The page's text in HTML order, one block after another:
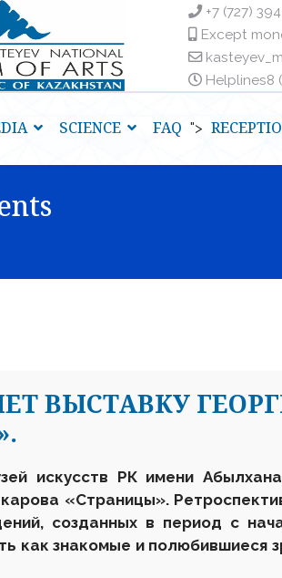
+7 (727)
Except
Helplinesㅤ8
SCIENCE FAQ ">
ВЫСТАВКУ
искусств РК имени
«Страницы».
созданных в период с
как знакомые и полюбившиеся